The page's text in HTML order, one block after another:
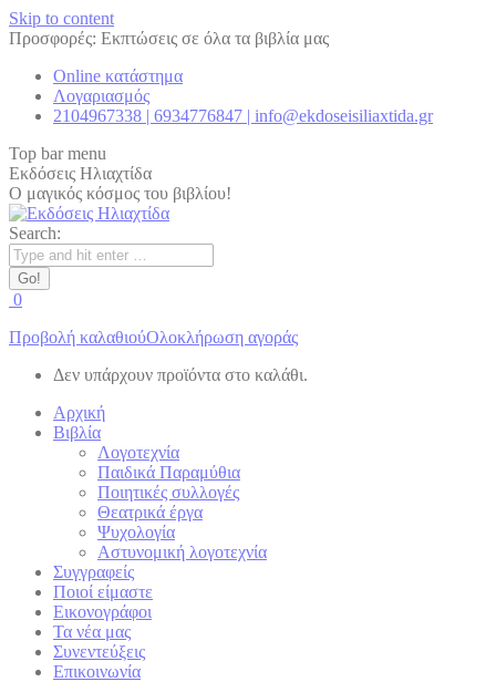
Skip to content
Προσφορές: Εκπτώσεις σε όλα τα βιβλία μας
Online κατάστημα
Λογαριασμός
2104967338 | 6934776847 | info@ekdoseisiliaxtida.gr
Top bar menu
Εκδόσεις Ηλιαχτίδα
Ο μαγικός κόσμος του βιβλίου!
Search:
0
Προβολή καλαθιούΟλοκλήρωση αγοράς
Δεν υπάρχουν προϊόντα στο καλάθι.
Αρχική
Βιβλία
Λογοτεχνία
Παιδικά Παραμύθια
Ποιητικές συλλογές
Θεατρικά έργα
Ψυχολογία
Αστυνομική λογοτεχνία
Συγγραφείς
Ποιοί είμαστε
Εικονογράφοι
Τα νέα μας
Συνεντεύξεις
Επικοινωνία